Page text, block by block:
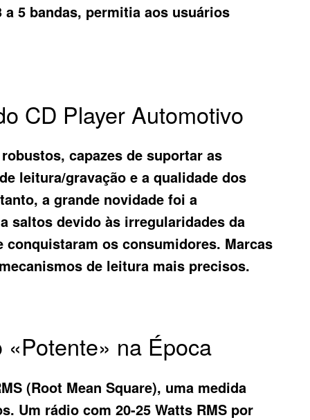
5 bandas, permitia aos usuários
CD Player Automotivo
capazes de suportar as
leitura/gravação e a qualidade dos
a grande novidade foi a
saltos devido às irregularidades da
os consumidores. Marcas
de leitura mais precisos.
na Época
(Root Mean Square), uma medida
Um rádio com 20-25 Watts RMS por